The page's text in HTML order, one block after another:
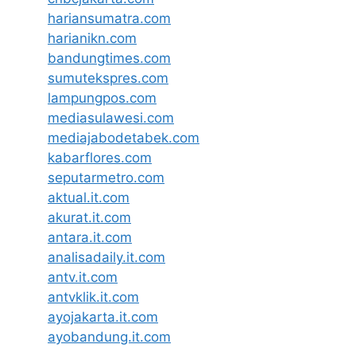
hariansumatra.com
harianikn.com
bandungtimes.com
sumutekspres.com
lampungpos.com
mediasulawesi.com
mediajabodetabek.com
kabarflores.com
seputarmetro.com
aktual.it.com
akurat.it.com
antara.it.com
analisadaily.it.com
antv.it.com
antvklik.it.com
ayojakarta.it.com
ayobandung.it.com